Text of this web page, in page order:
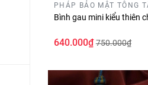
PHÁP BẢO MẬT TÔNG
Bình gau mini kiểu thiên
640.000₫ 750.000₫